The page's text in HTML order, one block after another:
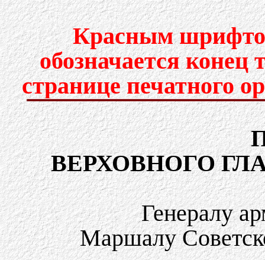
Красным
обозначается конец
странице печатного
ВЕРХОВНОГО
Генералу
Маршалу